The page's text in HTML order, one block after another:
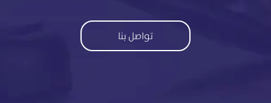
تواصل بنا